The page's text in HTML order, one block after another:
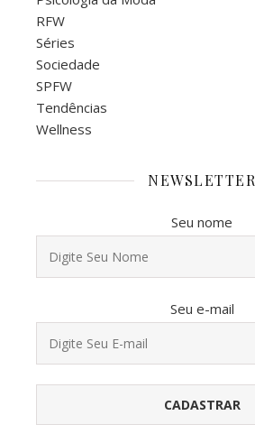
RFW
Séries
Sociedade
SPFW
Tendências
Wellness
NEWSLETTER
Seu nome
Seu e-mail